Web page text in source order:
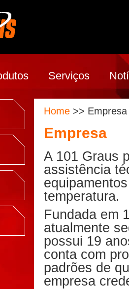
Serviços
Home >> Empresa
Empresa
A 101 Graus
assistência
temperatura.
Fundada em
atualmente
possui 19
conta com
padrões de
empresa